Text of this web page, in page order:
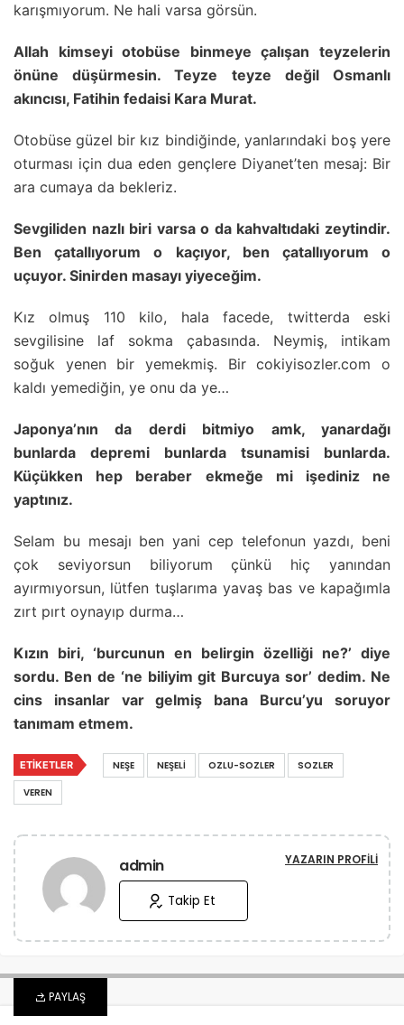
PAYLAŞ
karışmıyorum. Ne hali varsa görsün.
Allah kimseyi otobüse binmeye çalışan teyzelerin
önüne düşürmesin. Teyze teyze değil Osmanlı
akıncısı, Fatihin fedaisi Kara Murat.
Otobüse güzel bir kız bindiğinde, yanlarındaki boş yere
oturması için dua eden gençlere Diyanet’ten mesaj: Bir
ara cumaya da bekleriz.
Sevgiliden nazlı biri varsa o da kahvaltıdaki zeytindir.
Ben çatallıyorum o kaçıyor, ben çatallıyorum o
uçuyor. Sinirden masayı yiyeceğim.
Kız olmuş 110 kilo, hala facede, twitterda eski
sevgilisine laf sokma çabasında. Neymiş, intikam
soğuk yenen bir yemekmiş. Bir cokiyisozler.com o
kaldı yemediğin, ye onu da ye…
Japonya’nın da derdi bitmiyo amk, yanardağı
bunlarda depremi bunlarda tsunamisi bunlarda.
Küçükken hep beraber ekmeğe mi işediniz ne
yaptınız.
Selam bu mesajı ben yani cep telefonun yazdı, beni
çok seviyorsun biliyorum çünkü hiç yanından
ayırmıyorsun, lütfen tuşlarıma yavaş bas ve kapağımla
zırt pırt oynayıp durma…
Kızın biri, ‘burcunun en belirgin özelliği ne?’ diye
sordu. Ben de ‘ne biliyim git Burcuya sor’ dedim. Ne
cins insanlar var gelmiş bana Burcu’yu soruyor
tanımam etmem.
ETIKETLER NEŞE NEŞELI OZLU-SOZLER
SOZLER
VEREN
admin YAZARIN PROFILI
Takip Et